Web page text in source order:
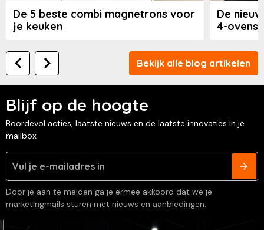
De 5 beste combi magnetrons voor
je keuken
De
4-ovens
Bekijk alle blog artikelen
Blijf op de hoogte
Boordevol acties, laatste nieuws en de laatste innovaties in je
mailbox
Door je aan te melden ga je ermee akkoord dat we je
marketingmails sturen met nieuws en aanbiedingen.